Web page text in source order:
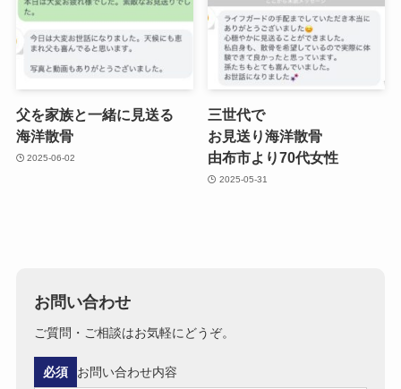
父を​家族と​一緒に​見送る​
海洋散骨
2025-06-02
三世代で​
お見送り海洋散骨
由布市より​70​代女性
2025-05-31
お問い合わせ
ご質問・ご相談はお気軽にどうぞ。
お問い合わせ内容
必須